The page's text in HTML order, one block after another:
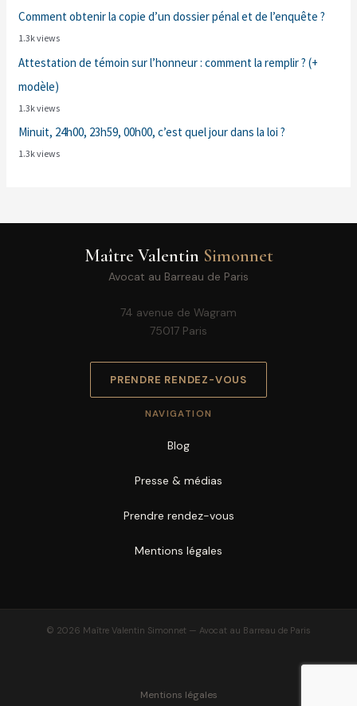
Comment obtenir la copie d’un dossier pénal et de l’enquête ?
1.3k views
Attestation de témoin sur l’honneur : comment la remplir ? (+
modèle)
1.3k views
Minuit, 24h00, 23h59, 00h00, c’est quel jour dans la loi ?
1.3k views
Maître Valentin Simonnet
Avocat au Barreau de Paris
74 avenue de Wagram
75017 Paris
PRENDRE RENDEZ-VOUS
NAVIGATION
Blog
Presse & médias
Prendre rendez-vous
Mentions légales
© 2026 Maître Valentin Simonnet — Avocat au Barreau de Paris
Mentions légales